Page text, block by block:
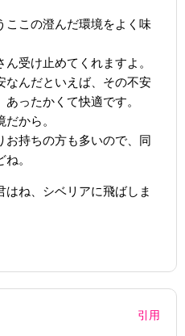
ここの澄んだ環境をよく味
受け止めてくれますよ。
なんだといえば、その不安
ったかくて快適です。
から。
お持ちの方も多いので、同
。
ね、シベリアに飛ばしま
引用